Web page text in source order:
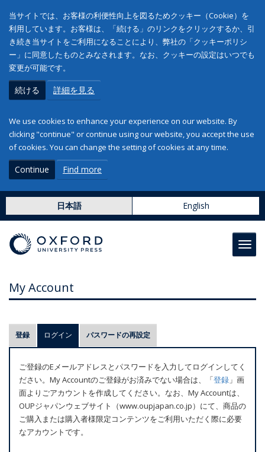
当サイトでは、お客様の利便性向上を図るためクッキー（Cookie）を
利用しています。お客様は、「続ける」のリンクをクリックするか、引
き続き当サイトをご利用になることにより、弊社の「クッキーポリシ
ー」に同意したものとみなされます。なお、クッキーの設定はいつでも
変更が可能です。
続ける 詳細を見る
We use cookies to enhance your experience on our website. By
clicking "continue" or continue using our website, you accept the use
of cookies. You can change the setting of cookies at any time.
Continue Find more
日本語 English
My Account
プ
ラ
マ
リ
ー
タ
ブ
登録 ログイン (アクティブなタブ)
パスワードの再設定
ご登録のEメールアドレスとパスワードを入力してログインしてく
ださい。My Accountのご登録がお済みでない場合は、「登録 」画
面よりごアカウントを作成してください。なお、My Accountは、
OUPジャパンウェブサイト（www.oupjapan.co.jp）にて、商品の
ご購入または購入者様限定コンテンツをご利用いただく際に必要
なアカウントです。